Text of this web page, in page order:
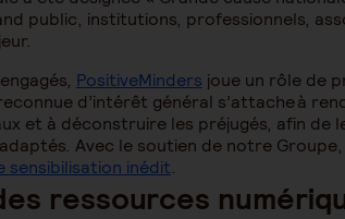
public, institutions, professionnels,
PositiveMinders joue un rôle de
d’intérêt général s’attache à
et à déconstruire les préjugés, afin de
Avec le soutien de notre
sensibilisation inédit.
ressources